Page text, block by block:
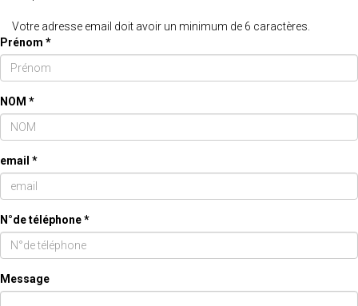
Votre adresse email doit avoir un minimum de 6 caractères.
Prénom *
NOM *
email *
N°de téléphone *
Message